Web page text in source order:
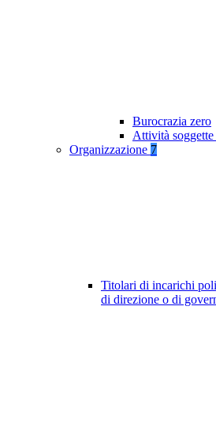
Burocrazia zero
Attività
Organizzazione 7
Titolari di incarichi
di direzione o di